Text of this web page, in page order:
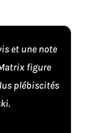
et une note
figure
plébiscités